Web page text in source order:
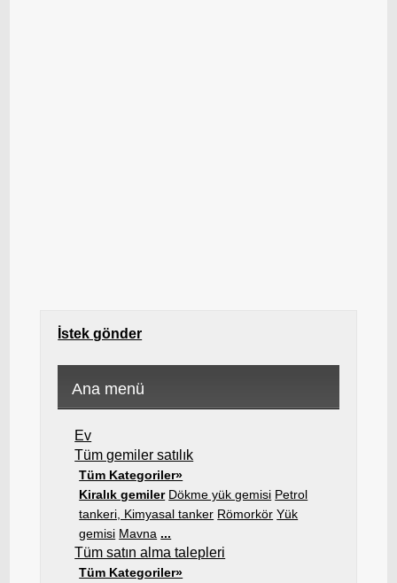
İstek gönder
Ana menü
Ev
Tüm gemiler satılık
Tüm Kategoriler»
Kiralık gemiler Dökme yük gemisi Petrol
tankeri, Kimyasal tanker Römorkör Yük
gemisi Mavna ...
Tüm satın alma talepleri
Tüm Kategoriler»